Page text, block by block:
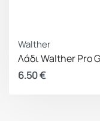
Walther
Λάδι Walther Pro
6.50€